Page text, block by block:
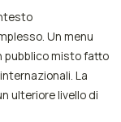
Un menu
pubblico misto fatto
La
ulteriore livello di